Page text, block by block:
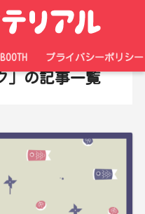
BOOTH プライバシーポリシー
」の記事一覧